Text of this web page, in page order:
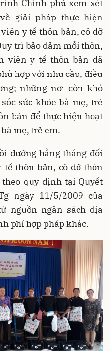
Chính phủ xem xét
giải pháp thực hiện
y tế thôn bản, cô đỡ
trì bảo đảm mỗi thôn,
viên y tế thôn bản đã
hợp với nhu cầu, điều
những nơi còn khó
sức khỏe bà mẹ, trẻ
bản để thực hiện hoạt
mẹ, trẻ em.
dưỡng hằng tháng đối
thôn bản, cô đỡ thôn
quy định tại Quyết
ngày 11/5/2009 của
nguồn ngân sách địa
phí hợp pháp khác.